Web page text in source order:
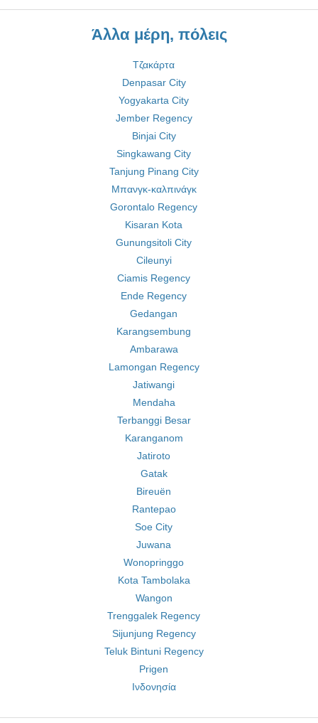
Άλλα μέρη, πόλεις
Τζακάρτα
Denpasar City
Yogyakarta City
Jember Regency
Binjai City
Singkawang City
Tanjung Pinang City
Μπανγκ-καλπινάγκ
Gorontalo Regency
Kisaran Kota
Gunungsitoli City
Cileunyi
Ciamis Regency
Ende Regency
Gedangan
Karangsembung
Ambarawa
Lamongan Regency
Jatiwangi
Mendaha
Terbanggi Besar
Karanganom
Jatiroto
Gatak
Bireuën
Rantepao
Soe City
Juwana
Wonopringgo
Kota Tambolaka
Wangon
Trenggalek Regency
Sijunjung Regency
Teluk Bintuni Regency
Prigen
Ινδονησία